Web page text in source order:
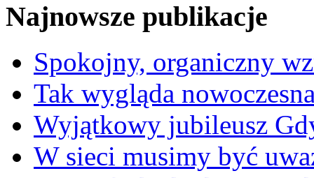
Najnowsze publikacje
Spokojny, organiczny
Tak wygląda
Wyjątkowy jubileusz
W sieci musimy być